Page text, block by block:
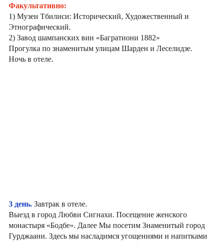
Факультативно:
1) Музеи Тбилиси: Исторический, Художественный и
Этнографический.
2) Завод шампанских вин «Багратиони 1882»
Прогулка по знаменитым улицам Шарден и Леселидзе.
Ночь в отеле.
3 день. Завтрак в отеле.
Выезд в город Любви Сигнахи. Посещение женского
монастыря «Бодбе». Далее Мы посетим Знаменитый город
Гурджаани. Здесь мы насладимся угощениями и напитками